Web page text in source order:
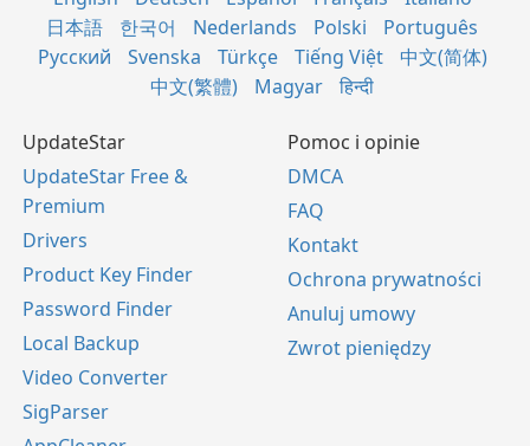
日本語
한국어 Nederlands Polski
Português
Русский
Svenska Türkçe Tiếng Việt
中文(简体)
中文(繁體)
Magyar हिन्दी
UpdateStar
UpdateStar Free &
Premium
Drivers
Product Key Finder
Password Finder
Local Backup
Video Converter
SigParser
Pomoc i opinie
DMCA
FAQ
Kontakt
Ochrona prywatności
Anuluj umowy
Zwrot pieniędzy